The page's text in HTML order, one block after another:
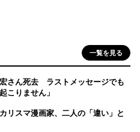
一覧を見る
さん死去 ラストメッセージでも
こりません」
スマ漫画家、二人の「違い」と